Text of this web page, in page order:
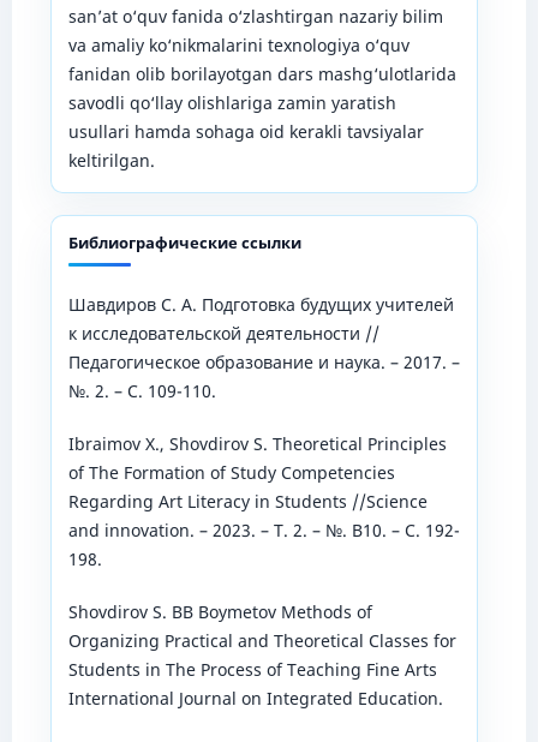
san’at o‘quv fanida o‘zlashtirgan nazariy bilim
va amaliy ko‘nikmalarini texnologiya o‘quv
fanidan olib borilayotgan dars mashg‘ulotlarida
savodli qo‘llay olishlariga zamin yaratish
usullari hamda sohaga oid kerakli tavsiyalar
keltirilgan.
Библиографические ссылки
Шавдиров С. А. Подготовка будущих учителей
к исследовательской деятельности //
Педагогическое образование и наука. – 2017. –
№. 2. – С. 109-110.
Ibraimov X., Shovdirov S. Theoretical Principles
of The Formation of Study Competencies
Regarding Art Literacy in Students //Science
and innovation. – 2023. – Т. 2. – №. B10. – С. 192-
198.
Shovdirov S. BB Boymetov Methods of
Organizing Practical and Theoretical Classes for
Students in The Process of Teaching Fine Arts
International Journal on Integrated Education.